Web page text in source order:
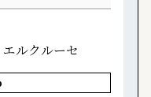
ルクルーセ